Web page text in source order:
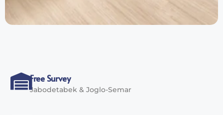
Free Survey
Jabodetabek & Joglo-Semar